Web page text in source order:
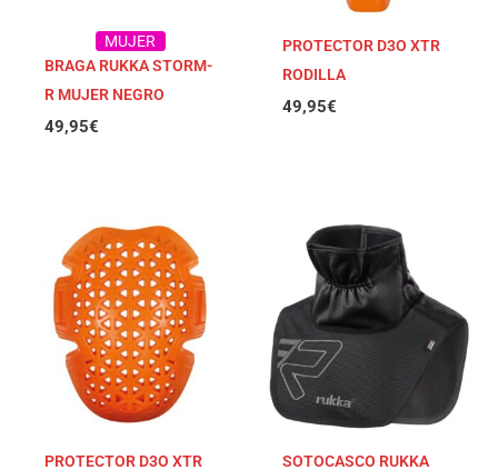
MUJER
BRAGA RUKKA STORM-
R MUJER NEGRO
49,95€
PROTECTOR D3O XTR
RODILLA
49,95€
PROTECTOR D3O XTR
SOTOCASCO RUKKA